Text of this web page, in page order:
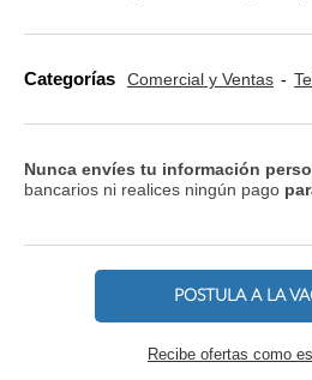
Categorías Comercial y Ventas
Nunca envíes tu información
bancarios ni realices ningún pago
POSTULA A LA
Recibe ofertas como